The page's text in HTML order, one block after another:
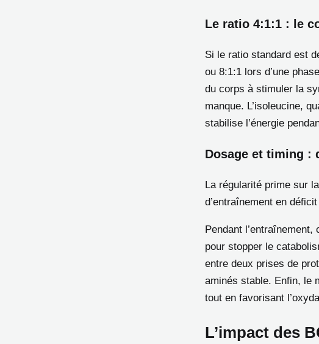
Le ratio 4:1:1 : le
Si le ratio standard est
ou 8:1:1 lors d’une
du corps à stimuler la
manque. L’isoleucine,
stabilise l’énergie
Dosage et timing :
La régularité prime sur
d’entraînement en déficit
Pendant l’entraînement,
pour stopper le
entre deux prises de
aminés stable. Enfin, le
tout en favorisant
L’impact des